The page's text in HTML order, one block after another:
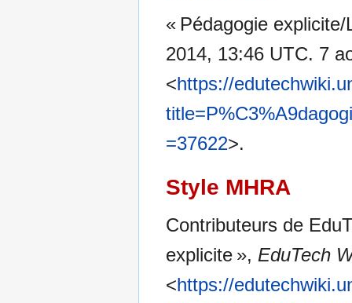
« Pédagogie
2014, 13:46 UTC. 7
<https://
=37622>.
Style MHRA
Contributeurs de
explicite », EduTech
<https://